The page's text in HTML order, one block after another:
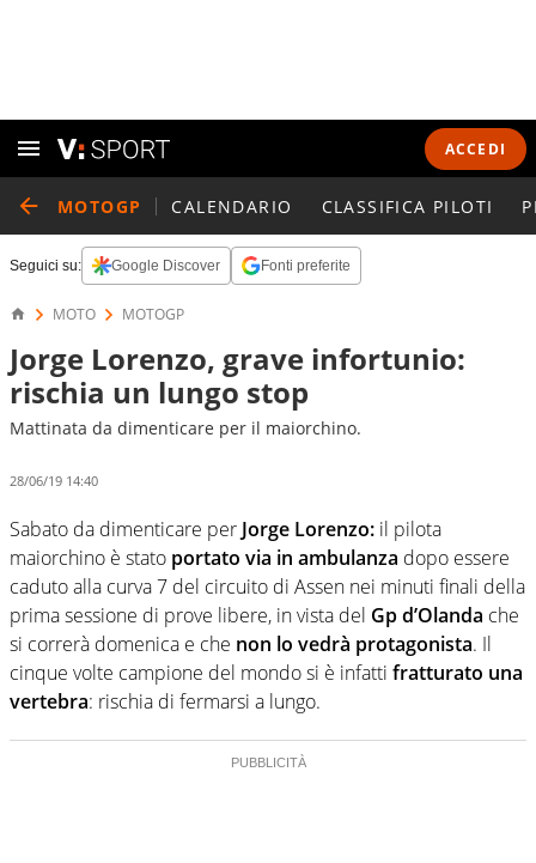
ACCEDI
MOTOGP CALENDARIO CLASSIFICA PILOTI
Seguici su: Google Discover Fonti preferite
MOTO MOTOGP
Jorge Lorenzo, grave infortunio:
rischia un lungo stop
Mattinata da dimenticare per il maiorchino.
28/06/19 14:40
Sabato da dimenticare per Jorge Lorenzo: il pilota
maiorchino è stato portato via in ambulanza dopo essere
caduto alla curva 7 del circuito di Assen nei minuti finali della
prima sessione di prove libere, in vista del Gp d’Olanda che
si correrà domenica e che non lo vedrà protagonista. Il
cinque volte campione del mondo si è infatti fratturato una
vertebra: rischia di fermarsi a lungo.